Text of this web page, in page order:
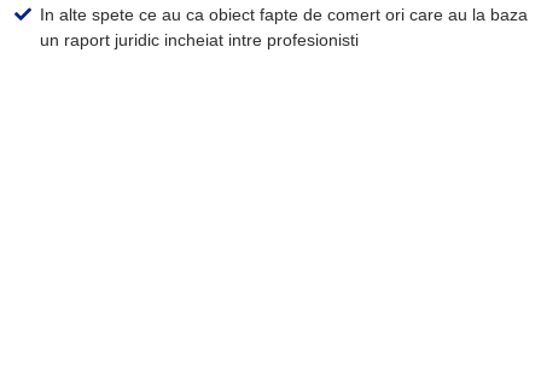
In alte spete ce au ca obiect fapte de comert ori care au la baza
un raport juridic incheiat intre profesionisti